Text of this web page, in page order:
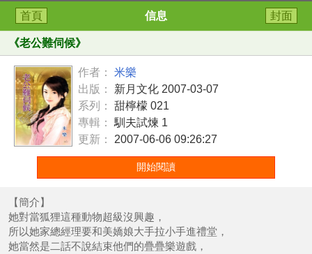
首頁 信息 封面
《老公難伺候》
作者：
米樂
出版：
新月文化 2007-03-07
系列：
甜檸檬 021
專輯：
馴夫試煉 1
更新：
2007-06-06 09:26:27
開始閱讀
【簡介】
她對當狐狸這種動物超級沒興趣，
所以她家總經理要和美嬌娘大手拉小手進禮堂，
她當然是二話不說結束他們的疊疊樂遊戲，